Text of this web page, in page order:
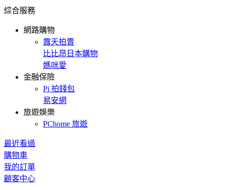
綜合服務
網路購物
露天拍賣
比比昂日本購物
媽咪愛
金融保險
Pi 拍錢包
易安網
旅遊娛樂
PChome 旅遊
最近看過
購物車
我的訂單
顧客中心